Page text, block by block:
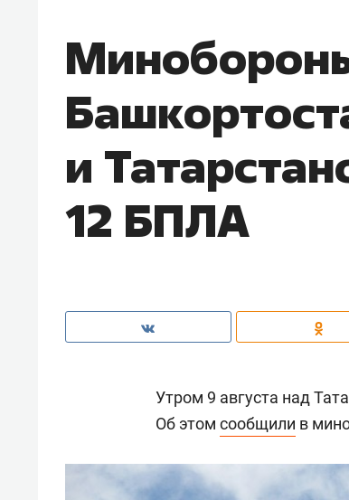
и
12 БПЛА
Утром 9 августа над
Об этом сообщили в